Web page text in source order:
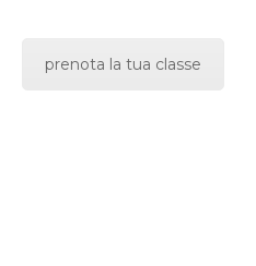
prenota la tua classe